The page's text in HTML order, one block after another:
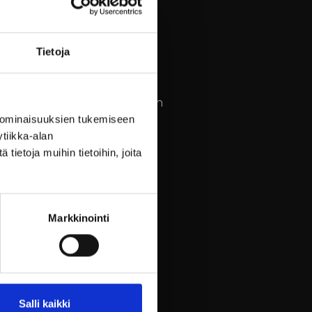
Tietoja
tukemiseen
alan
tietoja muihin tietoihin, joita
Markkinointi
Salli kaikki
ymmärtää tämän ja
ja työssä viihtymistä.
ja
voivat kokoontua yhteen
Billnäsin ruukin
vierailusta entistä
ja
tai osallistua
ymmärrystä paikan